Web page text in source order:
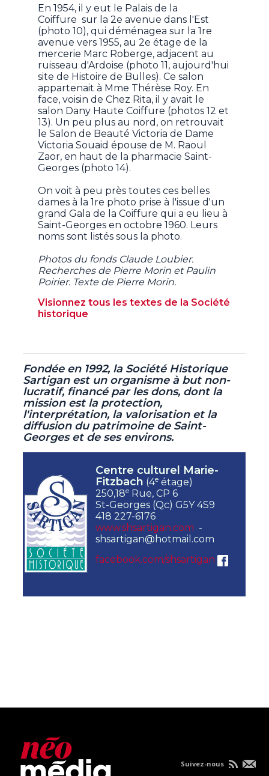
En 1954, il y eut le Palais de la
Coiffure sur la 2e avenue dans l'Est
(photo 10), qui déménagea sur la 1re
avenue vers 1955, au 2e étage de la
mercerie Marc Roberge, adjacent au
ruisseau d'Ardoise (photo 11, aujourd'hui
site de Histoire de Bulles). Ce salon
appartenait à Mme Thérèse Roy. En
face, voisin de Chez Rita, il y avait le
salon Dany Haute Coiffure (photos 12 et
13). Un peu plus au nord, on retrouvait
le Salon de Beauté Victoria de Dame
Victoria Souaid épouse de M. Raoul
Zaor, en haut de la pharmacie Saint-
Georges (photo 14).
On voit à peu près toutes ces belles
dames à la 1re photo prise à l'issue d'un
grand Gala de la Coiffure qui a eu lieu à
Saint-Georges en octobre 1960. Leurs
noms sont listés sous la photo.
Photos du fonds Claude Loubier.
Recherches de Pierre Morin et Paulin
Poirier. Texte de Pierre Morin.
Visionnez tous les textes de la Société
historique
Fondée en 1992, la Société Historique
Sartigan est un organisme à but non-
lucratif, financé par les dons, dont la
mission est la protection,
l'interprétation, la valorisation et la
diffusion du patrimoine de Saint-
Georges et de ses environs.
Centre culturel Marie-
Fitzbach (4e étage)
250,18e Rue, CP 6
St-Georges (Qc) G5Y 4S9
418 227-6176
www.shsartigan.com -
shsartigan@hotmail.com
facebook.com/shsartigan
Suivez-nous